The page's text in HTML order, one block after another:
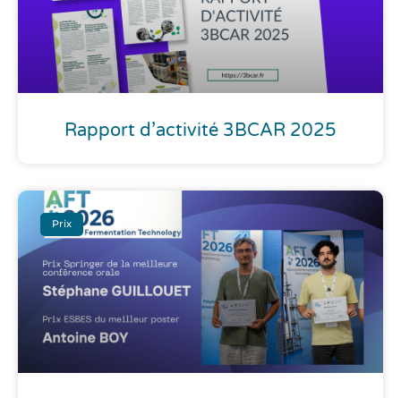
Rapport d’activité 3BCAR 2025
Prix